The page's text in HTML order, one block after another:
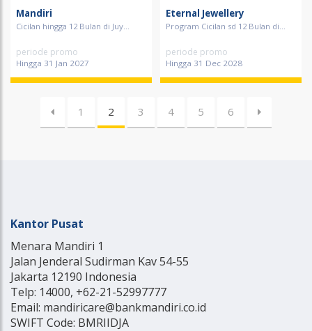
Mandiri
Cicilan hingga 12 Bulan di Juy...
periode promo
Hingga 31 Jan 2027
Eternal Jewellery
Program Cicilan sd 12 Bulan di...
periode promo
Hingga 31 Dec 2028
1 2 3 4 5 6
Kantor Pusat
Menara Mandiri 1
Jalan Jenderal Sudirman Kav 54-55
Jakarta 12190 Indonesia
Telp: 14000, +62-21-52997777
Email: mandiricare@bankmandiri.co.id
SWIFT Code: BMRIIDJA